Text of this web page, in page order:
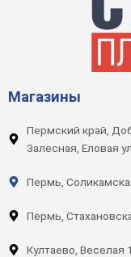
Магазины
Пермский край,
Залесная, Еловая
Пермь,
Пермь,
Култаево, Веселая